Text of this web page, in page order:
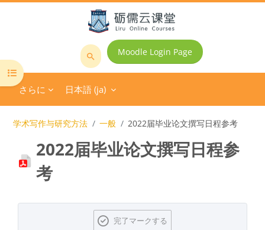
メインコンテンツへスキップする
コ
ス
を
検
す
Moodle Login Page
さらに 日本語 ‎(ja)‎
コースインデックスを開く
学术写作与研究方法 一般 2022届毕业论文撰写日程参考
2022届毕业论文撰写日程参
考
完了マークする